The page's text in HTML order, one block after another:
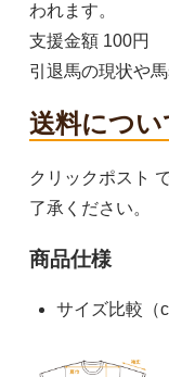
われます。
支援金額 100円
引退馬の現状や
送料につい
クリックポスト
了承ください。
商品仕様
サイズ比較（